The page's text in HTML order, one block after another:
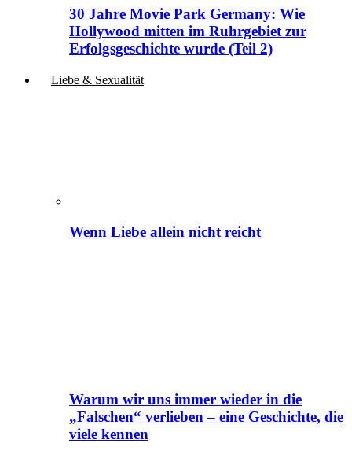
30 Jahre Movie Park Germany: Wie
Hollywood mitten im Ruhrgebiet zur
Erfolgsgeschichte wurde (Teil 2)
Liebe & Sexualität
Wenn Liebe allein nicht reicht
Warum wir uns immer wieder in die
„Falschen“ verlieben – eine Geschichte, die
viele kennen